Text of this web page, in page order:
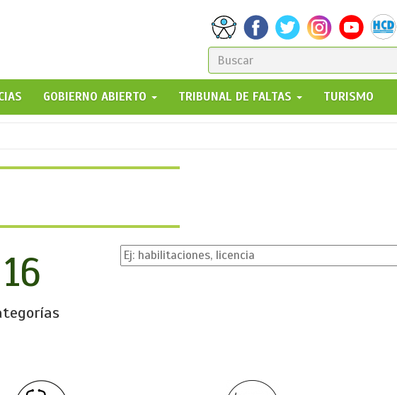
FORMULARIO
DE
BÚSQUEDA
GO!
GOBIERNO ABIERTO TRIBUNAL DE FALTAS TURISMO
16